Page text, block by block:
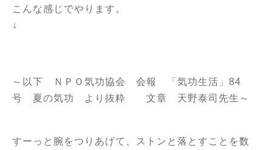
こんな感じでやります。
↓
～以下 ＮＰＯ気功協会
会報 「気功生活」84
号 夏の気功 より抜粋 文章 天野泰司先生～
すーっと腕をつりあげて、ストンと落とすことを数